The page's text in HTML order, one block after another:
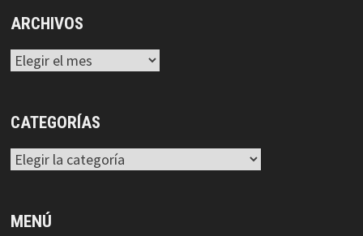
ARCHIVOS
Archivos
CATEGORÍAS
Categorías
MENÚ